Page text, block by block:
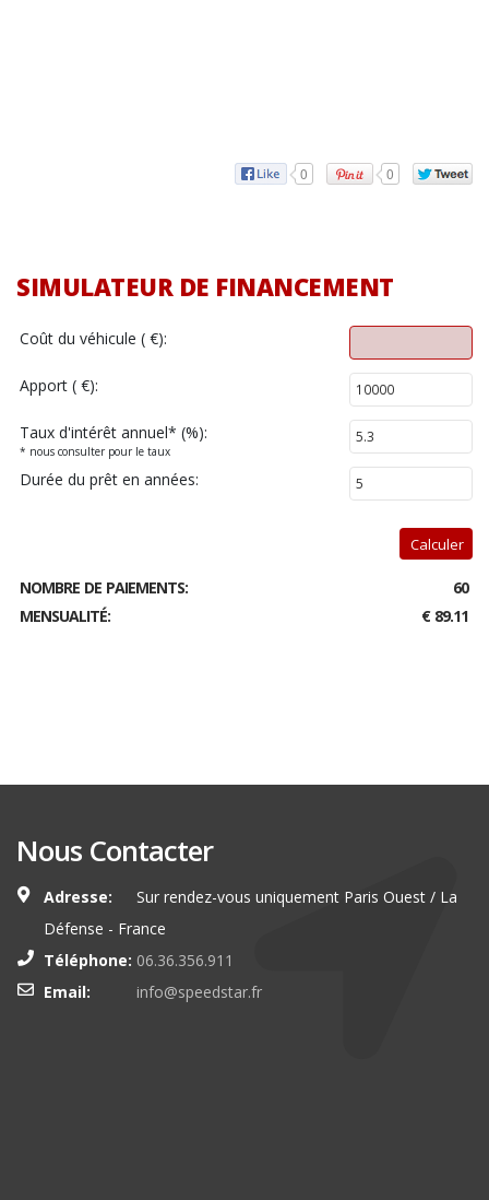
0 0
SIMULATEUR DE FINANCEMENT
Coût du véhicule ( €):
Apport ( €):
Taux d'intérêt annuel* (%):
* nous consulter pour le taux
Durée du prêt en années:
Calculer
NOMBRE DE PAIEMENTS:
60
MENSUALITÉ:
€ 89.11
Nous Contacter
Adresse:
Sur rendez-vous uniquement Paris Ouest / La
Défense - France
Téléphone: 06.36.356.911
Email:
info@speedstar.fr